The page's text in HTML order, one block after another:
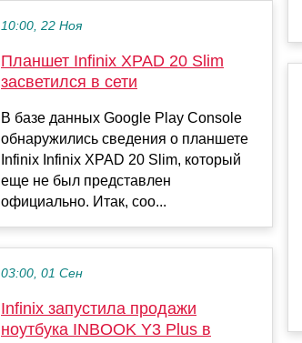
10:00, 22 Ноя
Планшет Infinix XPAD 20 Slim
засветился в сети
В базе данных Google Play Console
обнаружились сведения о планшете
Infinix Infinix XPAD 20 Slim, который
еще не был представлен
официально. Итак, соо...
03:00, 01 Сен
Infinix запустила продажи
ноутбука INBOOK Y3 Plus в